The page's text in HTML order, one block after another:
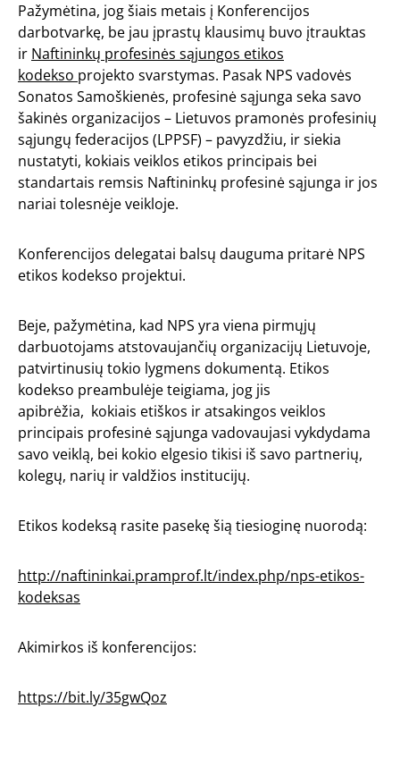
Pažymėtina, jog šiais metais į Konferencijos
darbotvarkę, be jau įprastų klausimų buvo įtrauktas
ir Naftininkų profesinės sąjungos etikos
kodekso projekto svarstymas. Pasak NPS vadovės
Sonatos Samoškienės, profesinė sąjunga seka savo
šakinės organizacijos – Lietuvos pramonės profesinių
sąjungų federacijos (LPPSF) – pavyzdžiu, ir siekia
nustatyti, kokiais veiklos etikos principais bei
standartais remsis Naftininkų profesinė sąjunga ir jos
nariai tolesnėje veikloje.
Konferencijos delegatai balsų dauguma pritarė NPS
etikos kodekso projektui.
Beje, pažymėtina, kad NPS yra viena pirmųjų
darbuotojams atstovaujančių organizacijų Lietuvoje,
patvirtinusių tokio lygmens dokumentą. Etikos
kodekso preambulėje teigiama, jog jis
apibrėžia, kokiais etiškos ir atsakingos veiklos
principais profesinė sąjunga vadovaujasi vykdydama
savo veiklą, bei kokio elgesio tikisi iš savo partnerių,
kolegų, narių ir valdžios institucijų.
Etikos kodeksą rasite pasekę šią tiesioginę nuorodą:
http://naftininkai.pramprof.lt/index.php/nps-etikos-
kodeksas
Akimirkos iš konferencijos:
https://bit.ly/35gwQoz